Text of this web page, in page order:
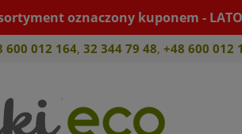
oznaczony kuponem -
600 012 164, 32 344 79 48, +48 600 012